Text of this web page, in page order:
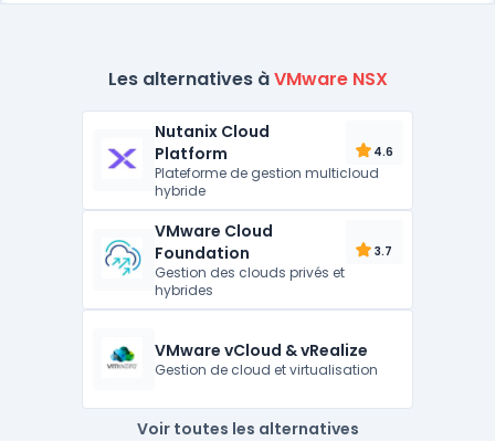
Les alternatives àVMware NSX
Nutanix Cloud
Platform
4.6
Plateforme de gestion multicloud
hybride
VMware Cloud
Foundation
3.7
Gestion des clouds privés et
hybrides
VMware vCloud & vRealize
Gestion de cloud et virtualisation
Voir toutes les alternatives